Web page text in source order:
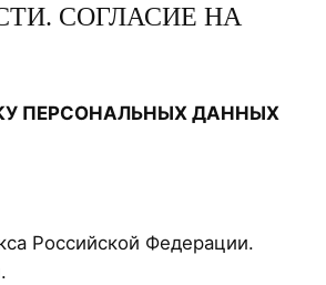
СОГЛАСИЕ НА
ПЕРСОНАЛЬНЫХ ДАННЫХ
Российской Федерации.